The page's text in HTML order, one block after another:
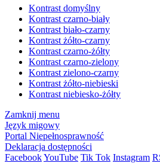
Kontrast domyślny
Kontrast czarno-biały
Kontrast biało-czarny
Kontrast żółto-czarny
Kontrast czarno-żółty
Kontrast czarno-zielony
Kontrast zielono-czarny
Kontrast żółto-niebieski
Kontrast niebiesko-żółty
Zamknij menu
Język migowy
Portal Niepełnosprawność
Deklaracja dostępności
FacebookYouTube Tik Tok Instagram